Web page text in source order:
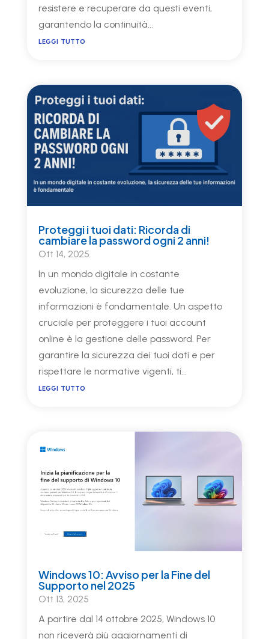
resistere e recuperare da questi eventi,
garantendo la continuità...
leggi tutto
Proteggi i tuoi dati: Ricorda di
cambiare la password ogni 2 anni!
Ott 14, 2025
In un mondo digitale in costante
evoluzione, la sicurezza delle tue
informazioni è fondamentale. Un aspetto
cruciale per proteggere i tuoi account
online è la gestione delle password. Per
garantire la sicurezza dei tuoi dati e per
rispettare le normative vigenti, ti...
leggi tutto
Windows 10: Avviso per la Fine del
Supporto nel 2025
Ott 13, 2025
A partire dal 14 ottobre 2025, Windows 10
non riceverà più aggiornamenti di